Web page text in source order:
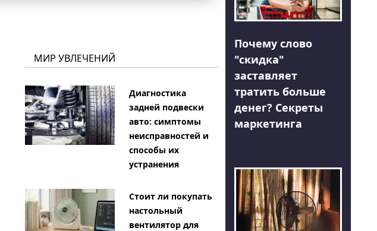
МИР УВЛЕЧЕНИЙ
Диагностика
задней подвески
авто: симптомы
неисправностей и
способы их
устранения
Стоит ли покупать
настольный
вентилятор для
Почему слово
"скидка"
заставляет
тратить больше
денег? Секреты
маркетинга